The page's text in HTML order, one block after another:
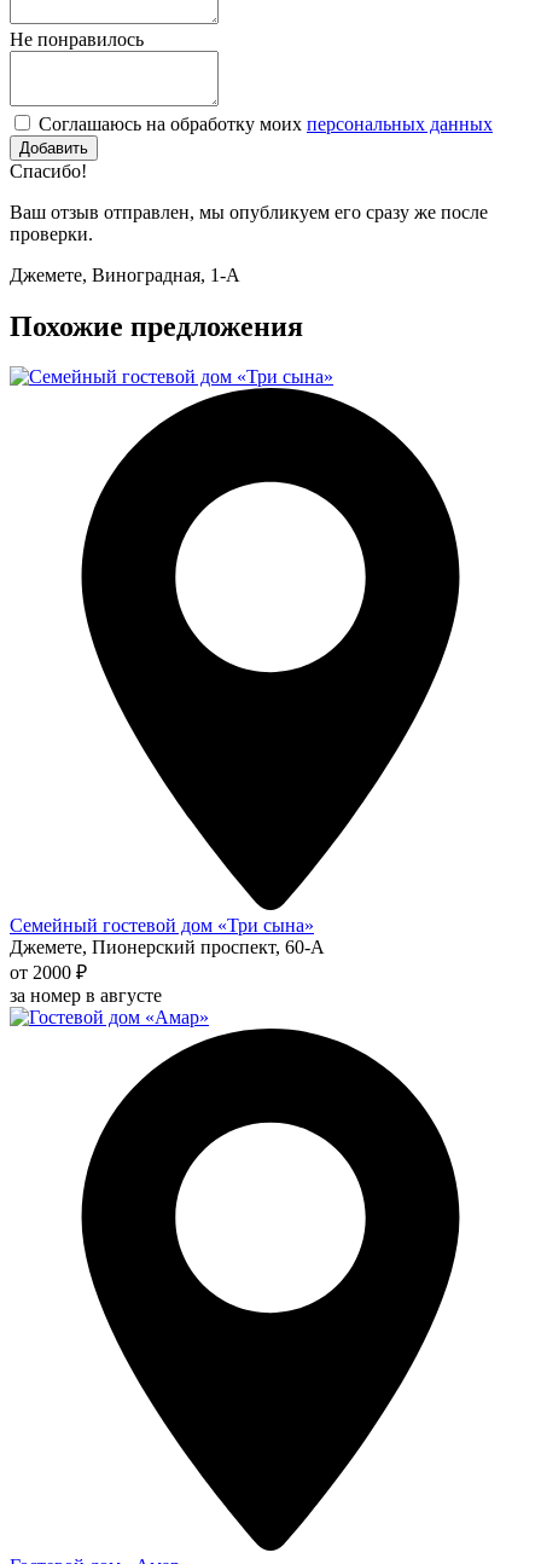
Не понравилось
Соглашаюсь на обработку моих персональных данных
Спасибо!
Ваш отзыв отправлен, мы опубликуем его сразу же после
проверки.
Джемете, Виноградная, 1-А
Похожие предложения
Семейный гостевой дом «Три сына»
Джемете, Пионерский проспект, 60-А
от 2000 ₽
за номер в августе